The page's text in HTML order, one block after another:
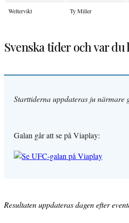
Weltervikt
Ty Miller
Svenska tider och var du
Starttiderna uppdateras ju närmare
Galan går att se på Viaplay:
Resultaten uppdateras dagen efter